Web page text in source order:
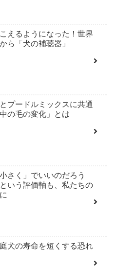
えるようになった！世界
ら「犬の補聴器」
プードルミックスに共通
の毛の変化」とは
小さく」でいいのだろう
いう評価軸も、私たちの
犬の寿命を短くする恐れ